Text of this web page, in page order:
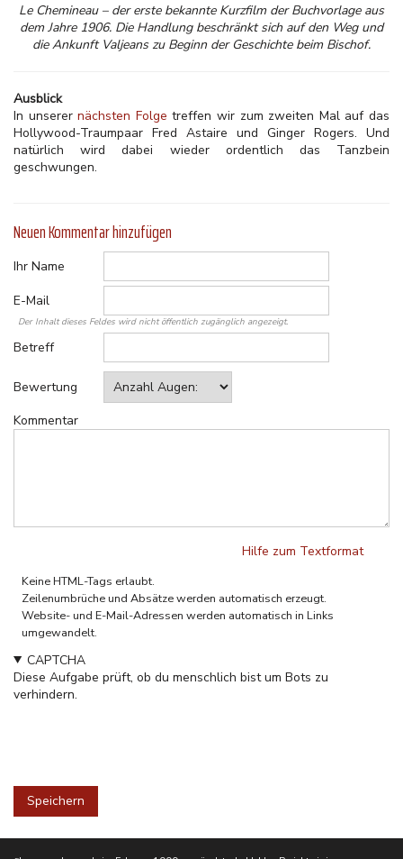
Le Chemineau – der erste bekannte Kurzfilm der Buchvorlage aus
dem Jahre 1906. Die Handlung beschränkt sich auf den Weg und
die Ankunft Valjeans zu Beginn der Geschichte beim Bischof.
Ausblick
In unserernächsten Folge treffen wir zum zweiten Mal auf das
Hollywood-Traumpaar Fred Astaire und Ginger Rogers. Und
natürlich wird dabei wieder ordentlich das Tanzbein
geschwungen.
Neuen Kommentar hinzufügen
Ihr Name
E-Mail
Der Inhalt dieses Feldes wird nicht öffentlich zugänglich angezeigt.
Betreff
Bewertung
Kommentar
Hilfe zum Textformat
Keine HTML-Tags erlaubt.
Zeilenumbrüche und Absätze werden automatisch erzeugt.
Website- und E-Mail-Adressen werden automatisch in Links
umgewandelt.
CAPTCHA
Diese Aufgabe prüft, ob du menschlich bist um Bots zu
verhindern.